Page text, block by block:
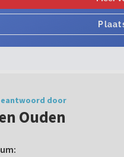
door
Ouden